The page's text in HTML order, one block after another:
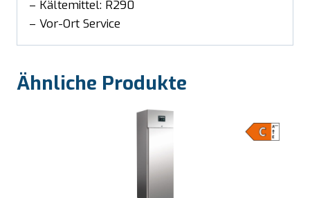
– Kältemittel: R290
– Vor-Ort Service
Ähnliche Produkte